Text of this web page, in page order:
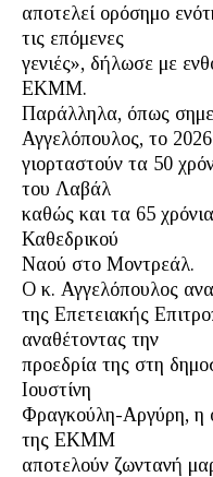
αποτελεί ορόσημο
τις επόμενες
γενιές», δήλωσε με
ΕΚΜΜ.
Παράλληλα, όπως
Αγγελόπουλος, το
γιορταστούν τα 50
του Λαβάλ
καθώς και τα 65
Καθεδρικού
Ναού στο Μοντρεάλ.
Ο κ. Αγγελόπουλος
της Επετειακής
αναθέτοντας την
προεδρία της στη
Ιουστίνη
Φραγκούλη-Αργύρη, η
της ΕΚΜΜ
αποτελούν ζωντανή